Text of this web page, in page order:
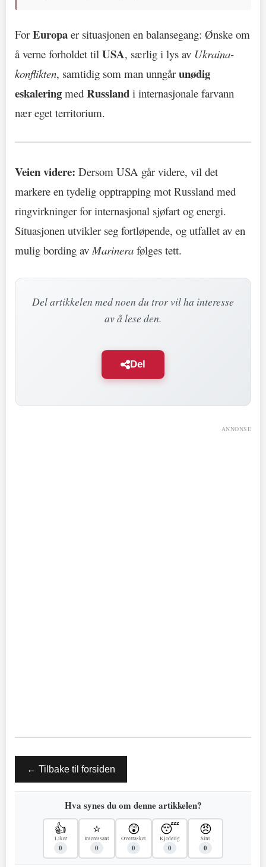
ForEuropa er situasjonen en balansegang: Ønske om
å verne forholdet til USA, særlig i lys av Ukraina-
konflikten, samtidig som man unngårunødig
eskalering med Russland i internasjonale farvann
nær eget territorium.
Veien videre: Dersom USA går videre, vil det
markere en tydelig opptrapping mot Russland med
ringvirkninger for internasjonal sjøfart og energi.
Situasjonen utvikler seg fortløpende, og utfallet av en
mulig bording avMarinera følges tett.
Del artikkelen med noen du tror vil ha interesse
av å lese den.
Del
ANNONSE
← Tilbake til forsiden
Hva synes du om denne artikkelen?
👍
Liker
0
⭐
Interessant
0
😲
Overrasket
0
😴
Kjedelig
0
😠
Sint
0